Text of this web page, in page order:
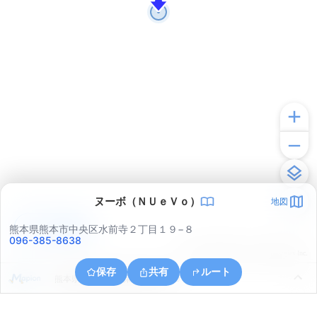
ヌーボ（ＮＵｅＶｏ） 地図
熊本県熊本市中央区水前寺２丁目１９−８
096-385-8638
保存 共有 ルート
熊本県熊本市東区保田窪本町１９
アプリで見る